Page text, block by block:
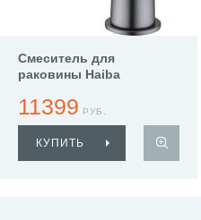
Смеситель для
раковины Haiba
11399 РУБ.
КУПИТЬ